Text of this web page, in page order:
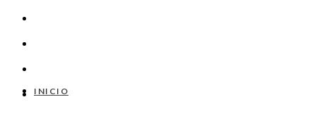
INICIO